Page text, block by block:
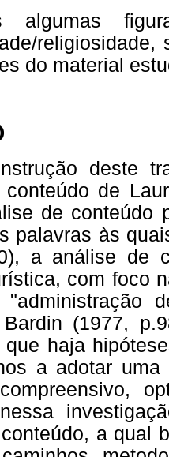
algumas
do material
deste
de
de conteúdo
palavras às
a análise de
com foco
Bardin (1977,
que haja
a adotar
a qual